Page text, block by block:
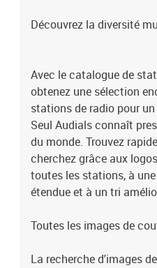
voiture.Mais ne vous inquiétez
iPhone et Android Auto pour
afficher Audials
voiture.Faites de chaque trajet
!L'accompagnateur idéal en
d'écoute exceptionnelle ?
battre votre cœur musical.
lifting impressionnant, avec
des fonctions étendues qui
vrai plaisir.La synchronisation
main et que vous pouvez
précédent et laissez
Découvrez la diversité
Avec le catalogue de
obtenez une sélection
stations de radio pour
Seul Audials connaît
du monde. Trouvez
cherchez grâce aux
toutes les stations, à
étendue et à un tri
Toutes les images de
La recherche d'images